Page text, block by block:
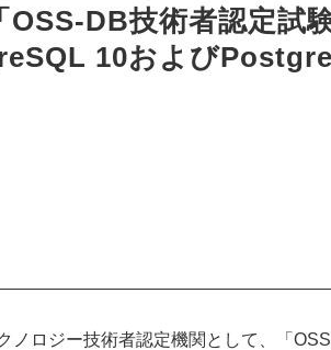
10および
ノロジー技術者認定機関として、「